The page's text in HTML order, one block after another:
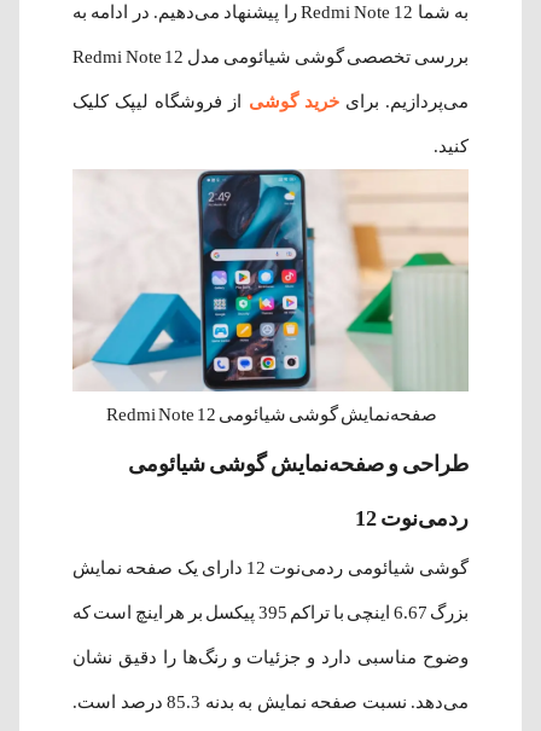
به شما Redmi Note 12 را پیشنهاد می‌دهیم. در ادامه به
بررسی تخصصی گوشی شیائومی مدل Redmi Note 12
می‌پردازیم. برایخرید گوشی از فروشگاه لیپک کلیک
کنید.
صفحه‌نمایش گوشی شیائومی Redmi Note 12
طراحی و صفحه‌نمایش گوشی شیائومی
ردمی‌نوت 12
گوشی شیائومی ردمی‌نوت 12 دارای یک صفحه نمایش
بزرگ 6.67 اینچی با تراکم 395 پیکسل بر هر اینچ است که
وضوح مناسبی دارد و جزئیات و رنگ‌ها را دقیق نشان
می‌دهد. نسبت صفحه نمایش به بدنه 85.3 درصد است.